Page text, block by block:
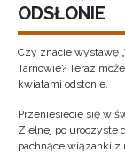
ODSŁONIE
Czy znacie wystawę
Tarnowie? Teraz
kwiatami odsłonie.
Przeniesiecie się w
Zielnej po uroczyste
pachnące wiązanki z